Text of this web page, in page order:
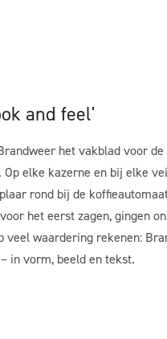
and feel'
het vakblad voor de
elke kazerne en bij elke
rond bij de
het eerst zagen, gingen
veel waardering rekenen:
in vorm, beeld en tekst.